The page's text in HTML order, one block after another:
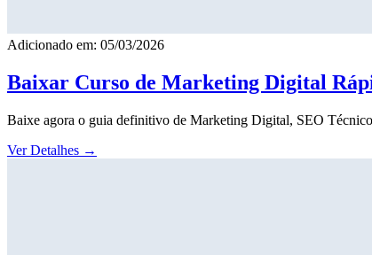
Adicionado em: 05/03/2026
Baixar Curso de Marketing Digital
Baixe agora o guia definitivo de Marketing Digital, SEO
Ver Detalhes →